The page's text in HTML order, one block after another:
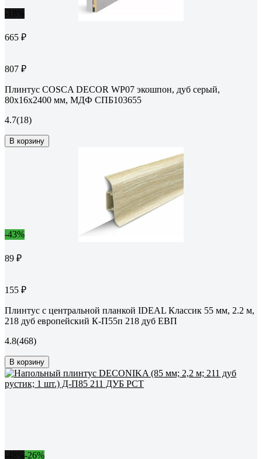
665 ₽
807 ₽
Плинтус COSCA DECOR WP07 экошпон, дуб серый,
80x16x2400 мм, МДФ СПБ103655
4.7(18)
В корзину
-43%
89 ₽
155 ₽
Плинтус с центральной планкой IDEAL Классик 55 мм, 2.2 м,
218 дуб европейский К-П55п 218 дуб ЕВП
4.8(468)
В корзину
-26%